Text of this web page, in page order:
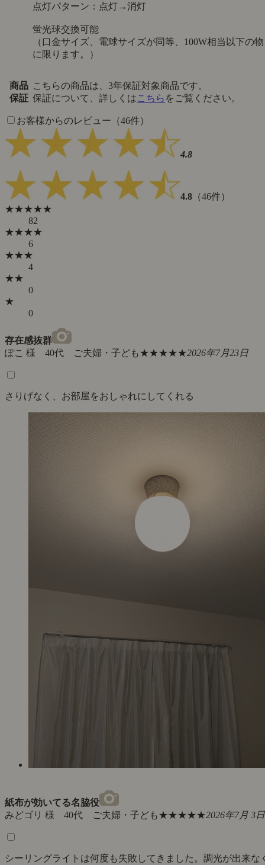
点灯パターン：点灯→消灯
蛍光球交換可能
（口金サイズ、電球サイズが同等、100W相当以下の物
に限ります。）
商品
保証
こちらの商品は、3年保証対象商品です。
保証について、詳しくはこちら をご覧ください。
お客様からのレビュー（46件）
4.8
4.8 （46件）
★★★★★
82
★★★★
6
★★★
4
★★
0
★
0
存在感抜群
ぽこ 様 40代 ご夫婦・子ども★★★★★2026年7月23日
さりげなく、お部屋をおしゃれにしてくれる
紙布が効いてる名脇役
みどゴリ 様 40代 ご夫婦・子ども★★★★★2026年7月 3日
シーリングライトは何度も失敗してきました。調光が出来な